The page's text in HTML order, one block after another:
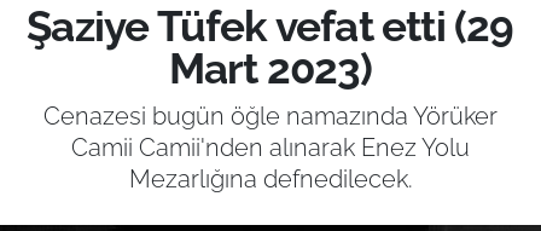
Şaziye Tüfek vefat etti (29
Mart 2023)
Cenazesi bugün öğle namazında Yörüker
Camii Camii'nden alınarak Enez Yolu
Mezarlığına defnedilecek.
ASAYİŞ
GÜNDEM